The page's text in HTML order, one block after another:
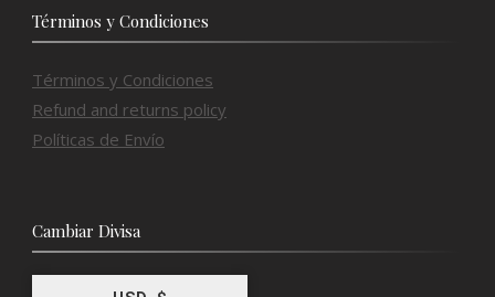
Términos y Condiciones
Términos y Condiciones
Refund and returns policy
Políticas de Envío
Cambiar Divisa